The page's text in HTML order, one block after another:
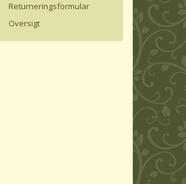
Returneringsformular
Oversigt